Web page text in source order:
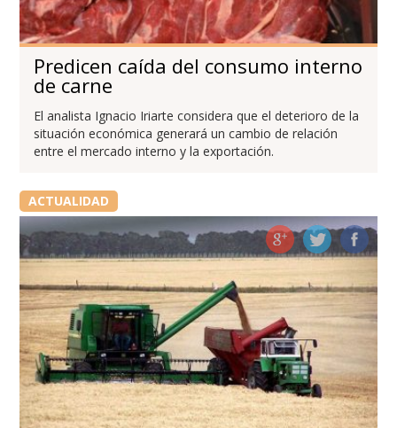
Predicen caída del consumo interno
de carne
El analista Ignacio Iriarte considera que el deterioro de la
situación económica generará un cambio de relación
entre el mercado interno y la exportación.
ACTUALIDAD